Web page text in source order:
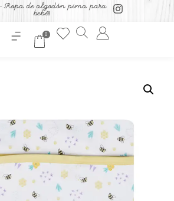
Ropa de algodón pima para
bebés
0